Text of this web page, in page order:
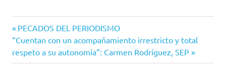
Álvarez
Navegación
de
entradas
Entrada
anterior:
PECADOS DEL PERIODISMO
Siguiente
entrada:
“Cuentan con un acompañamiento irrestricto y total
respeto a su autonomía”: Carmen Rodríguez, SEP